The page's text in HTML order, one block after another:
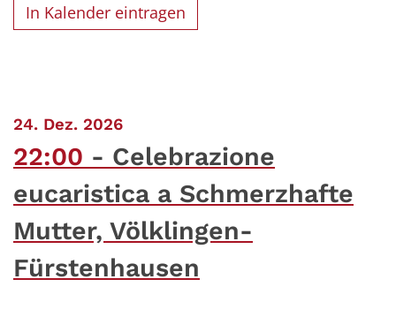
In Kalender eintragen
24. Dez. 2026:
22:00
Celebrazione
eucaristica a Schmerzhafte
Mutter, Völklingen-
Fürstenhausen